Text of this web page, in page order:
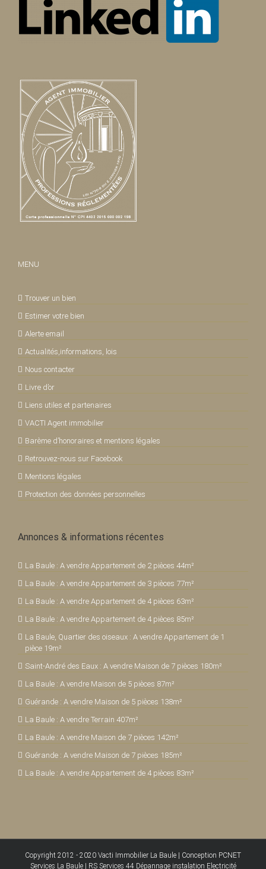
MENU
Trouver un bien
Estimer votre bien
Alerte email
Actualités,informations, lois
Nous contacter
Livre d’or
Liens utiles et partenaires
VACTI Agent immobilier
Barème d’honoraires et mentions légales
Retrouvez-nous sur Facebook
Mentions légales
Protection des données personnelles
Annonces & informations récentes
La Baule : A vendre Appartement de 2 pièces 44m²
La Baule : A vendre Appartement de 3 pièces 77m²
La Baule : A vendre Appartement de 4 pièces 63m²
La Baule : A vendre Appartement de 4 pièces 85m²
La Baule, Quartier des oiseaux : A vendre Appartement de 1
pièce 19m²
Saint-André des Eaux : A vendre Maison de 7 pièces 180m²
La Baule : A vendre Maison de 5 pièces 87m²
Guérande : A vendre Maison de 5 pièces 138m²
La Baule : A vendre Terrain 407m²
La Baule : A vendre Maison de 7 pièces 142m²
Guérande : A vendre Maison de 7 pièces 185m²
La Baule : A vendre Appartement de 4 pièces 83m²
Copyright 2012 - 2020 Vacti Immobilier La Baule
Conception PCNET
Services La Baule| RS Services 44 Dépannage instalation Electricité